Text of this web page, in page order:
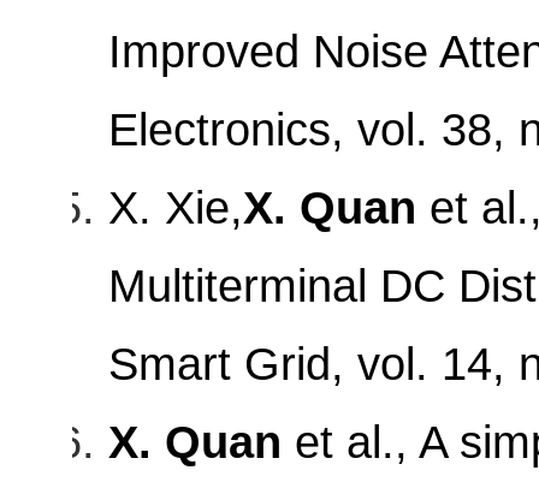
Improved Noise
Electronics, vol. 38,
X. Xie,X. Quan et
Multiterminal DC
Smart Grid, vol. 14,
X. Quan et al., A